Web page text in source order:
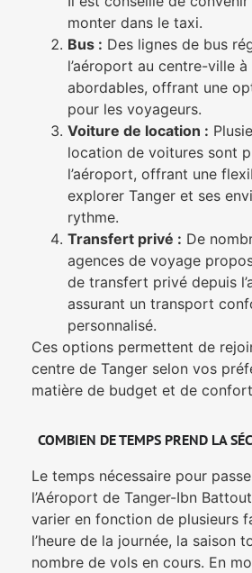
monter dans le taxi.
Bus : Des lignes de bus
l’aéroport au centre-ville
abordables, offrant une
pour les voyageurs.
Voiture de location :
location de voitures sont
l’aéroport, offrant une
explorer Tanger et ses
rythme.
Transfert privé : De
agences de voyage
de transfert privé depuis
assurant un transport
personnalisé.
Ces options permettent de
centre de Tanger selon vos
matière de budget et de
COMBIEN DE TEMPS PREND LA
Le temps nécessaire pour
l’Aéroport de Tanger-Ibn
varier en fonction de plusieurs
l’heure de la journée, la saison
nombre de vols en cours. En